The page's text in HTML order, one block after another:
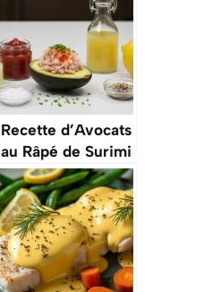
Recette d’Avocats
au Râpé de Surimi
: simple et
Délicieuse